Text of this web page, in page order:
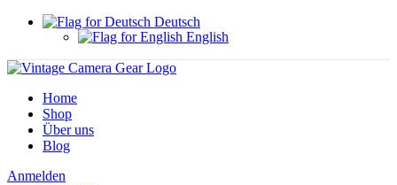
Deutsch
English
Home
Shop
Über uns
Blog
Anmelden